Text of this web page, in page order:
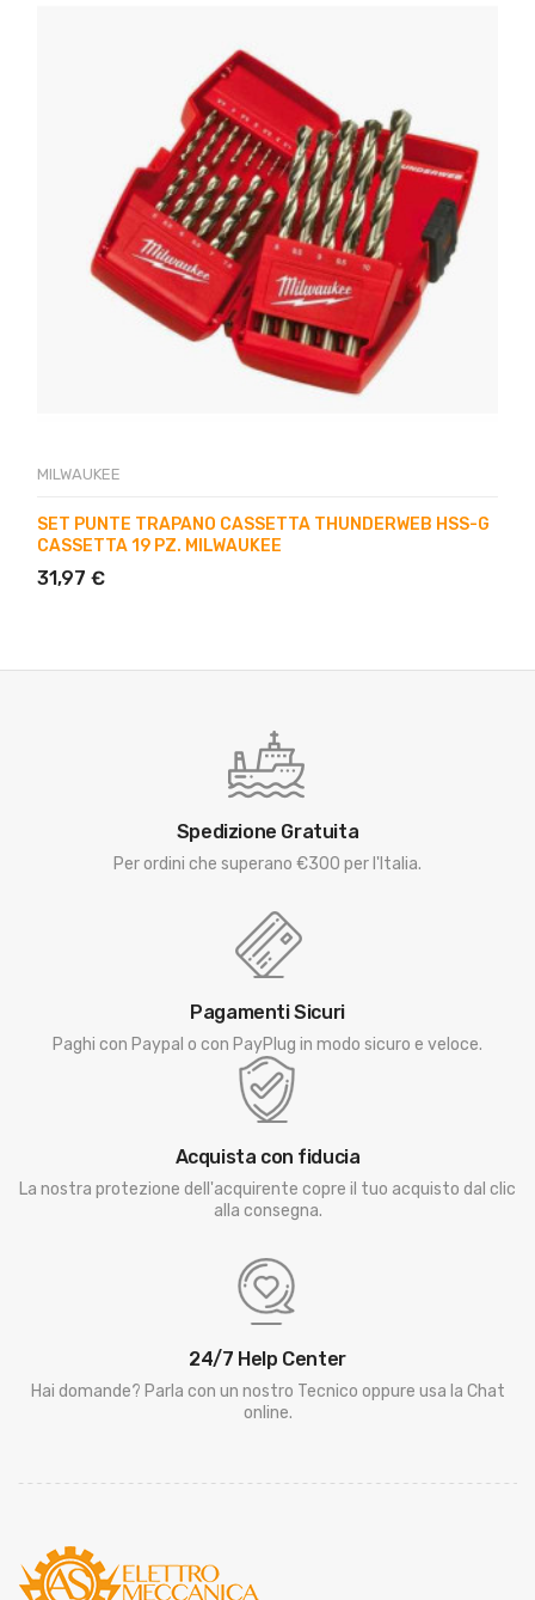
MILWAUKEE
SET PUNTE TRAPANO CASSETTA THUNDERWEB HSS-G
CASSETTA 19 PZ. MILWAUKEE
31,97 €
Spedizione Gratuita
Per ordini che superano €300 per l'Italia.
Pagamenti Sicuri
Paghi con Paypal o con PayPlug in modo sicuro e veloce.
Acquista con fiducia
La nostra protezione dell'acquirente copre il tuo acquisto dal clic
alla consegna.
24/7 Help Center
Hai domande? Parla con un nostro Tecnico oppure usa la Chat
online.